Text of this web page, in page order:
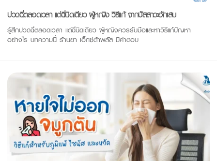
ปวดฉี่ตลอดเวลา แต่ฉี่นิดเดียว ผู้หญิง วิธีแก้ จากปัสสาวะอักเสบ
รู้สึกปวดฉี่ตลอดเวลา แต่ฉี่นิดเดียว ผู้หญิงควรรับมือและหาวิธีแก้ปัญหา
อย่างไร บทความนี้ ร้านยา เอ็กซ์ต้าพลัส มีคำตอบ